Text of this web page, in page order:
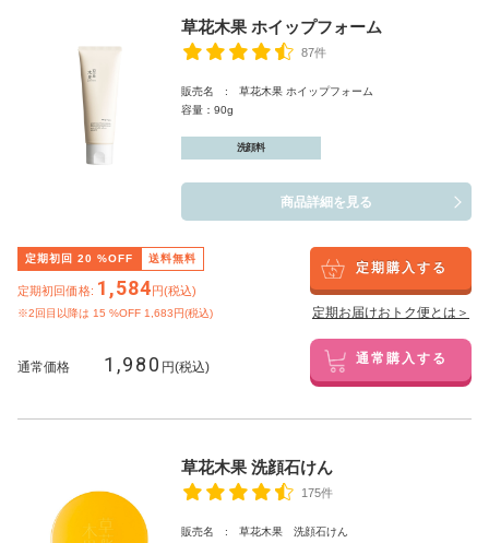
草花木果 ホイップフォーム
87件
販売名 : 草花木果 ホイップフォーム
容量：90g
洗顔料
商品詳細を見る
定期初回 20 %OFF 送料無料
定期初回価格: 1,584円(税込)
※2回目以降は 15 %OFF 1,683円(税込)
定期購入する
定期お届けおトク便とは＞
通常価格 1,980 円(税込) 通常購入する
草花木果 洗顔石けん
175件
販売名 : 草花木果 洗顔石けん